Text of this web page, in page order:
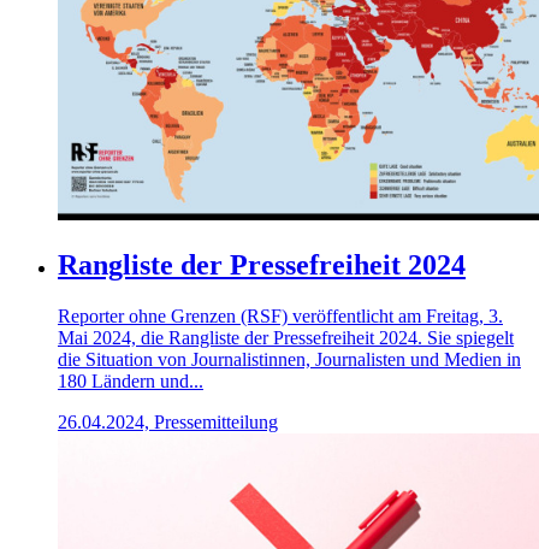
Rangliste der Pressefreiheit 2024
Reporter ohne Grenzen (RSF) veröffentlicht am Freitag, 3.
Mai 2024, die Rangliste der Pressefreiheit 2024. Sie spiegelt
die Situation von Journalistinnen, Journalisten und Medien in
180 Ländern und...
26.04.2024, Pressemitteilung